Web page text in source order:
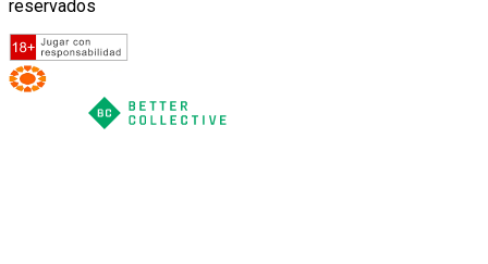
reservados